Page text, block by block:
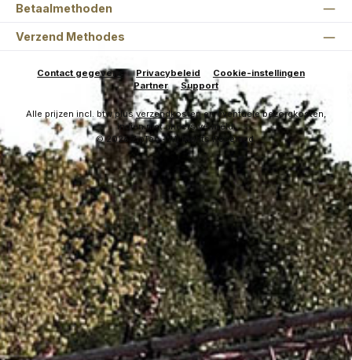
Betaalmethoden
Verzend Methodes
Contact gegevens Privacybeleid
Cookie-instellingen
Partner
Support
Alle prijzen incl. btw plusverzendkostenen eventuele bezorgkosten,
indien niet anders vermeld.
© 2026 ZipTac - All Rights Reserved.